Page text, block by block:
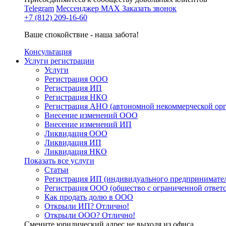
Telegram Мессенджер MAX Заказать звонок
+7 (812) 209-16-60
Ваше спокойствие - наша забота!
Консультация
Услуги регистрации
Услуги
Регистрация ООО
Регистрация ИП
Регистрация НКО
Регистрация АНО (автономной некоммерческой
Внесение изменений ООО
Внесение изменений ИП
Ликвидация ООО
Ликвидация ИП
Ликвидация НКО
Показать все услуги
Статьи
Регистрация ИП (индивидуального
Регистрация ООО (общество с ограниченной
Как продать долю в ООО
Открыли ИП? Отлично!
Открыли ООО? Отлично!
Смените юридический адрес не выходя из офиса